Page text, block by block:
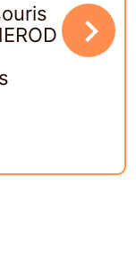
navigate_next